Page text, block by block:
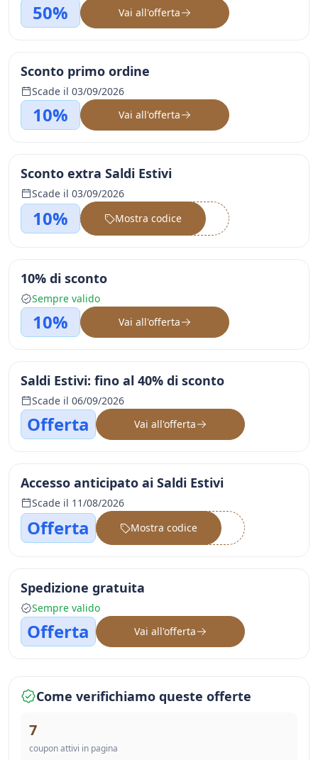
50% Vai all'offerta
Sconto primo ordine
Scade il 03/09/2026
10% Vai all'offerta
Sconto extra Saldi Estivi
Scade il 03/09/2026
10% ••••••
Mostra codice
10% di sconto
Sempre valido
10% Vai all'offerta
Saldi Estivi: fino al 40% di sconto
Scade il 06/09/2026
Offerta Vai all'offerta
Accesso anticipato ai Saldi Estivi
Scade il 11/08/2026
Offerta ••••••
Mostra codice
Spedizione gratuita
Sempre valido
Offerta Vai all'offerta
Come verifichiamo queste offerte
7
coupon attivi in pagina